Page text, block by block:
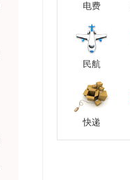
电费
民航
快递